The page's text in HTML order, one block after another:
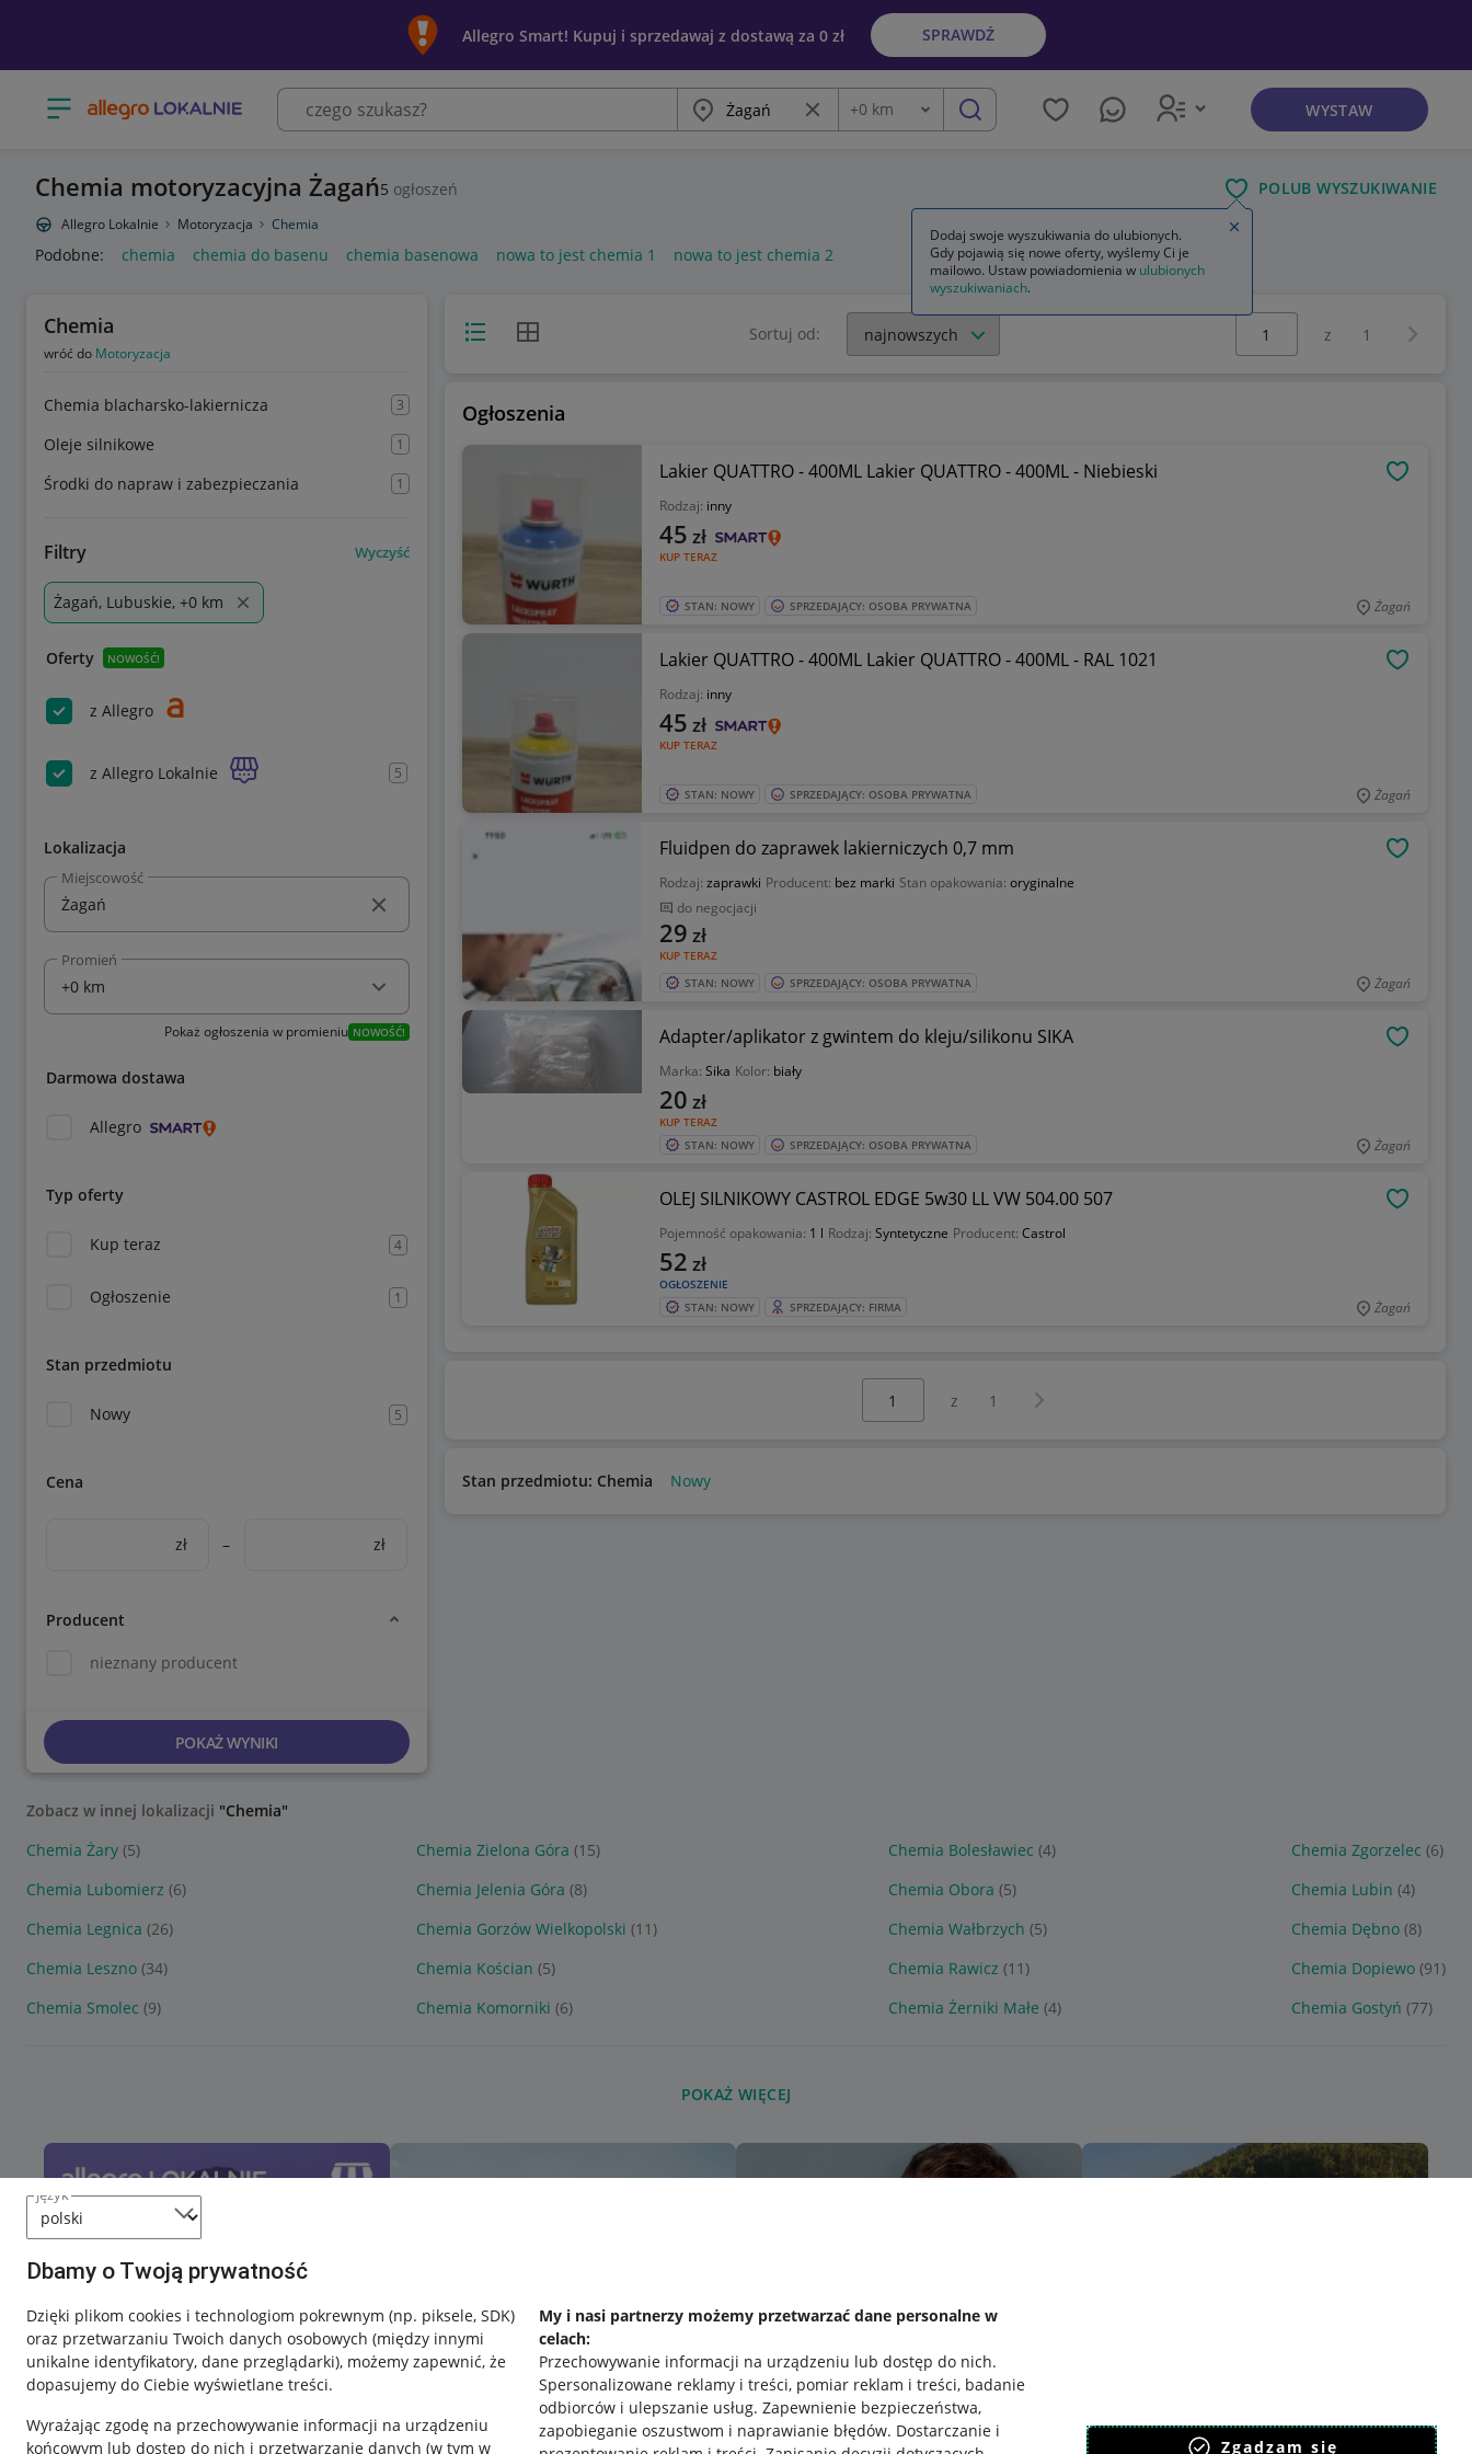
język
Dbamy o Twoją prywatność
Dzięki plikom cookies i technologiom pokrewnym (np. piksele, SDK)
oraz przetwarzaniu Twoich danych osobowych (między innymi
unikalne identyfikatory, dane przeglądarki), możemy zapewnić, że
dopasujemy do Ciebie wyświetlane treści.
Wyrażając zgodę na przechowywanie informacji na urządzeniu
końcowym lub dostęp do nich i przetwarzanie danych (w tym w
My i nasi partnerzy możemy przetwarzać dane personalne w
celach:
Przechowywanie informacji na urządzeniu lub dostęp do nich.
Spersonalizowane reklamy i treści, pomiar reklam i treści, badanie
odbiorców i ulepszanie usług. Zapewnienie bezpieczeństwa,
zapobieganie oszustwom i naprawianie błędów. Dostarczanie i
Zgadzam się
Allegro Smart! Kupuj i sprzedawaj z dostawą za 0 zł SPRAWDŹ
Otwórz menu z kategoriami Miasto Wyczyść frazę
Odległość
+0 km szukaj WYSTAW
Chemia motoryzacyjna Żagań5 ogłoszeń POLUB WYSZUKIWANIE
Allegro Lokalnie Motoryzacja Chemia
Podobne: chemia chemia do basenu chemia basenowa nowa to jest chemia 1 nowa to jest chemia 2
Chemia
wróć do Motoryzacja
Chemia blacharsko-lakiernicza 3
Oleje silnikowe 1
Środki do napraw i zabezpieczania 1
Filtry Wyczyść
Żagań, Lubuskie, +0 km
Oferty NOWOŚĆ!
z Allegro
z Allegro Lokalnie 5
Lokalizacja
Miejscowość
Promień
Pokaż ogłoszenia w promieniu NOWOŚĆ!
Darmowa dostawa
Allegro
Typ oferty
Kup teraz 4
Ogłoszenie 1
Stan przedmiotu
Nowy 5
Cena
zł – zł
Producent
nieznany producent
POKAŻ WYNIKI
Widok listyWidok siatki Sortuj od:
Wybierz stronę:
z 1
Ogłoszenia
Lakier QUATTRO - 400ML Lakier QUATTRO - 400ML - Niebieski
Rodzaj: inny
KUP TERAZ
45 zł
STAN: NOWY SPRZEDAJĄCY: OSOBA PRYWATNA Żagań
Lakier QUATTRO - 400ML Lakier QUATTRO - 400ML - RAL 1021
Rodzaj: inny
KUP TERAZ
45 zł
STAN: NOWY SPRZEDAJĄCY: OSOBA PRYWATNA Żagań
Fluidpen do zaprawek lakierniczych 0,7 mm
Rodzaj: zaprawki Producent: bez marki Stan opakowania: oryginalne
do negocjacji
KUP TERAZ
29 zł
STAN: NOWY SPRZEDAJĄCY: OSOBA PRYWATNA Żagań
Adapter/aplikator z gwintem do kleju/silikonu SIKA
Marka: Sika Kolor: biały
KUP TERAZ
20 zł
STAN: NOWY SPRZEDAJĄCY: OSOBA PRYWATNA Żagań
OLEJ SILNIKOWY CASTROL EDGE 5w30 LL VW 504.00 507
Pojemność opakowania: 1 l Rodzaj: Syntetyczne Producent: Castrol
OGŁOSZENIE
52 zł
STAN: NOWY SPRZEDAJĄCY: FIRMA Żagań
z 1 Następna strona
Stan przedmiotu: Chemia Nowy
Zobacz w innej lokalizacji "Chemia"
Chemia Żary (5) Chemia Zielona Góra (15) Chemia Bolesławiec (4) Chemia Zgorzelec (6)
Chemia Lubomierz (6) Chemia Jelenia Góra (8) Chemia Obora (5) Chemia Lubin (4)
Chemia Legnica (26) Chemia Gorzów Wielkopolski (11) Chemia Wałbrzych (5) Chemia Dębno (8)
Chemia Leszno (34) Chemia Kościan (5) Chemia Rawicz (11) Chemia Dopiewo (91)
Chemia Smolec (9) Chemia Komorniki (6) Chemia Żerniki Małe (4) Chemia Gostyń (77)
POKAŻ WIĘCEJ
Dodaj swoje wyszukiwania do ulubionych.
Gdy pojawią się nowe oferty, wyślemy Ci je
mailowo. Ustaw powiadomienia w ulubionych
wyszukiwaniach.
Zamknij wskazówkę